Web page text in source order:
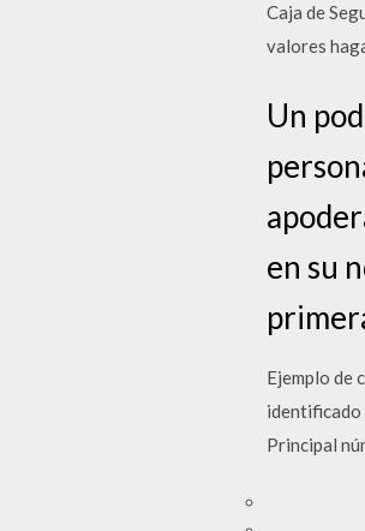
Caja de
valores
Un
en su
Ejemplo de
identificado
Principal